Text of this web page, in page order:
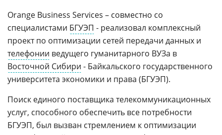
Orange Business Services – совместно со
специалистами БГУЭП - реализовал комплексный
проект по оптимизации сетей передачи данных и
телефонии ведущего гуманитарного ВУЗа в
Восточной Сибири - Байкальского государственного
университета экономики и права (БГУЭП).
Поиск единого поставщика телекоммуникационных
услуг, способного обеспечить все потребности
БГУЭП, был вызван стремлением к оптимизации